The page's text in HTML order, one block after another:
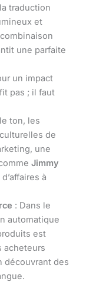
traduction
et
une parfaite
un impact
pas ; il faut
ton, les
de
une
Jimmy
à
: Dans le
automatique
est
acheteurs
découvrant des